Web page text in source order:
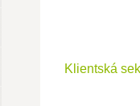
Klientská